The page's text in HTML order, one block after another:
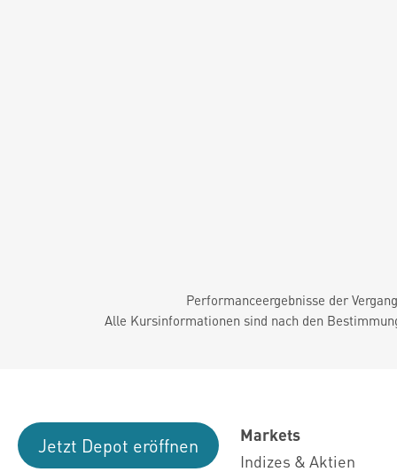
Performanceergebnisse der
Alle Kursinformationen sind nach den
Jetzt Depot eröffnen
Markets
Indizes & Aktien